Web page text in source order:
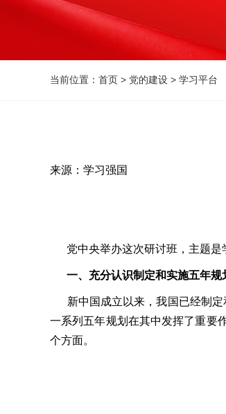
当前位置： 首页 > 党的建设 > 学习平台
来源：学习强国
党中央举办这次研讨班，主题是
一、充分认识制定和实施五年
新中国成立以来，我国已经制定
一系列五年规划在其中发挥了重要
个方面。